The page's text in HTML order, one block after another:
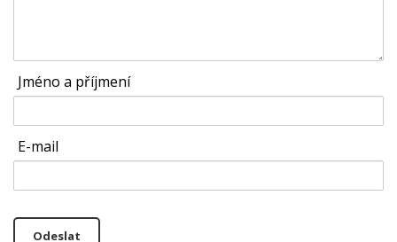
Jméno a příjmení
E-mail
Odeslat